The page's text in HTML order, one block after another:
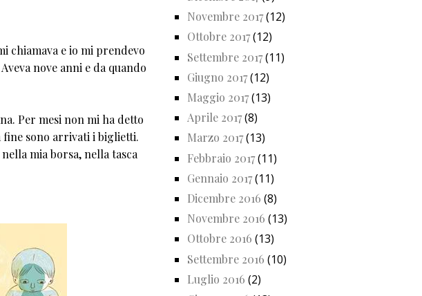
chiamava e io mi prendevo
nove anni e da quando
Per mesi non mi ha detto
fine sono arrivati i biglietti.
mia borsa, nella tasca
Novembre 2017(12)
Ottobre 2017(12)
Settembre 2017(11)
Giugno 2017(12)
Maggio 2017(13)
Aprile 2017(8)
Marzo 2017(13)
Febbraio 2017(11)
Gennaio 2017(11)
Dicembre 2016 (8)
Novembre 2016 (13)
Ottobre 2016 (13)
Settembre 2016 (10)
Luglio 2016 (2)